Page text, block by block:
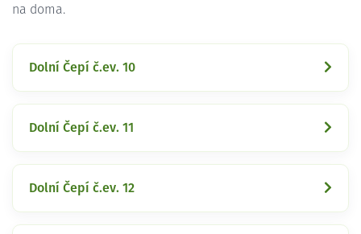
na doma.
Dolní Čepí č.ev. 10
Dolní Čepí č.ev. 11
Dolní Čepí č.ev. 12